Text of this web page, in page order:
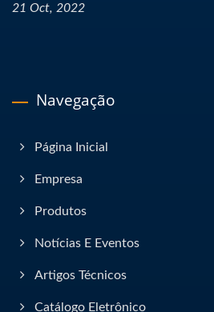
21 Oct, 2022
Navegação
Página Inicial
Empresa
Produtos
Notícias E Eventos
Artigos Técnicos
Catálogo Eletrônico